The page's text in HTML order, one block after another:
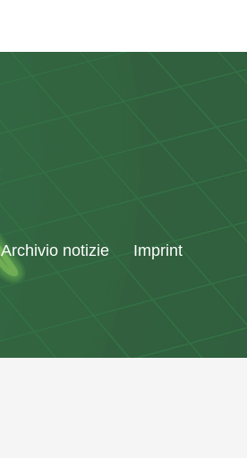
Archivio notizie Imprint